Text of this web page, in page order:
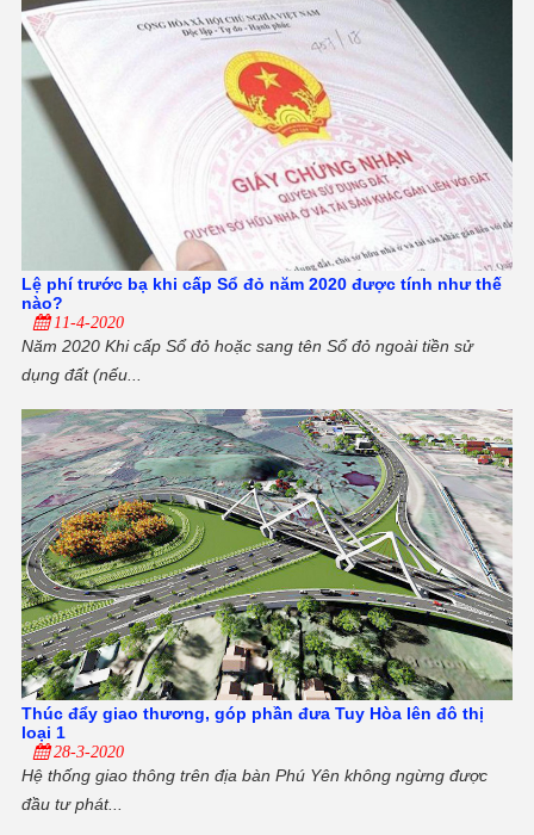
Lệ phí trước bạ khi cấp Sổ đỏ năm 2020 được tính như thế
nào?
11-4-2020
Năm 2020 Khi cấp Sổ đỏ hoặc sang tên Sổ đỏ ngoài tiền sử
dụng đất (nếu...
Thúc đẩy giao thương, góp phần đưa Tuy Hòa lên đô thị
loại 1
28-3-2020
Hệ thống giao thông trên địa bàn Phú Yên không ngừng được
đầu tư phát...